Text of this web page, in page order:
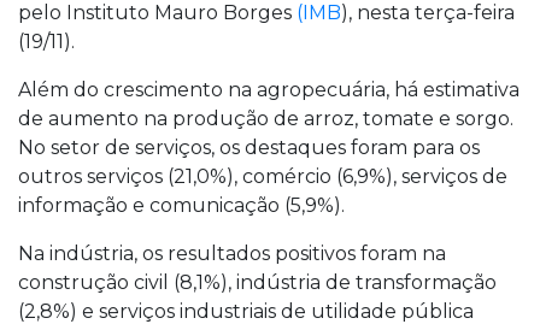
pelo Instituto Mauro Borges (IMB), nesta terça-feira
(19/11).
Além do crescimento na agropecuária, há estimativa
de aumento na produção de arroz, tomate e sorgo.
No setor de serviços, os destaques foram para os
outros serviços (21,0%), comércio (6,9%), serviços de
informação e comunicação (5,9%).
Na indústria, os resultados positivos foram na
construção civil (8,1%), indústria de transformação
(2,8%) e serviços industriais de utilidade pública